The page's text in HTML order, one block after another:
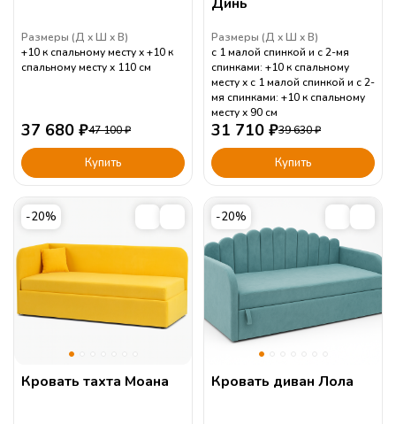
Размеры (Д Ш В)
+10 к спальному месту
+10 к
спальному месту
110 см
37 680 ₽47 100₽
Купить
Размеры (Д Ш В)
с 1 малой спинкой и с 2-мя
спинками: +10 к спальному
месту
с 1 малой спинкой и с 2-
мя спинками: +10 к спальному
месту
90 см
31 710 ₽39 630₽
Купить
-20%
Кровать тахта Моана
-20%
Кровать диван Лола